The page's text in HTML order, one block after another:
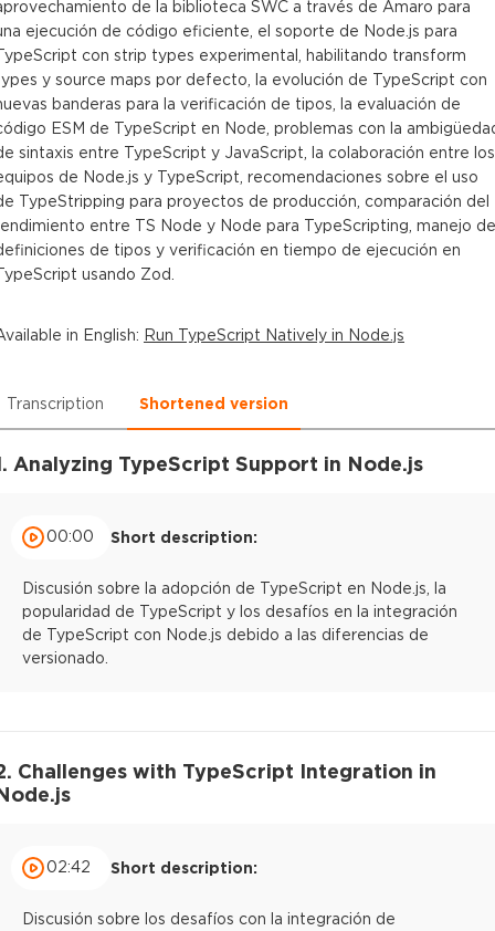
de la biblioteca SWC a través de Amaro para
ejecución de código eficiente, el soporte de Node.js para
con strip types experimental, habilitando transform
y source maps por defecto, la evolución de TypeScript con
banderas para la verificación de tipos, la evaluación de
ESM de TypeScript en Node, problemas con la
sintaxis entre TypeScript y JavaScript, la colaboración entre los
de Node.js y TypeScript, recomendaciones sobre el uso
TypeStripping para proyectos de producción, comparación del
entre TS Node y Node para TypeScripting, manejo de
de tipos y verificación en tiempo de ejecución en
usando Zod.
in English: Run TypeScript Natively in Node.js
Transcription Shortened version
Analyzing TypeScript Support in Node.js
00:00 Short description:
Discusión sobre la adopción de TypeScript en Node.js, la
popularidad de TypeScript y los desafíos en la integración
de TypeScript con Node.js debido a las diferencias de
versionado.
Challenges with TypeScript Integration in
02:42 Short description:
Discusión sobre los desafíos con la integración de